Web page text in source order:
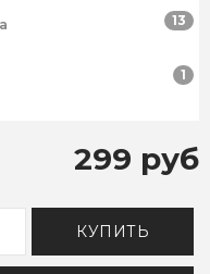
13
1
299 руб
КУПИТЬ